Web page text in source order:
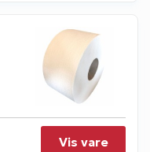
Vis vare